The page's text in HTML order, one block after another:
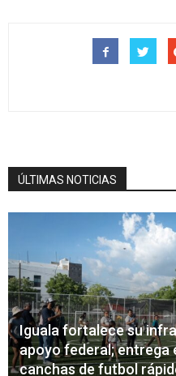
ÚLTIMAS NOTICIAS
Iguala fortalece su
apoyo federal; entrega
canchas de futbol